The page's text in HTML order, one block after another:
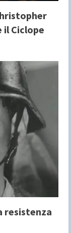
il Ciclope
resistenza